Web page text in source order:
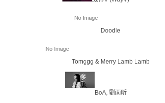
Doodle
Tomggg & Merry Lamb Lamb
BoA, 劉雨昕